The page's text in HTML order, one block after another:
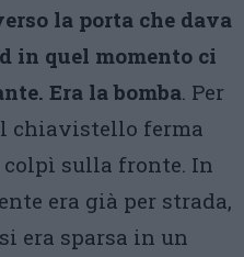
la porta che dava
in quel momento ci
Era la bomba. Per
chiavistello ferma
sulla fronte. In
era già per strada,
era sparsa in un